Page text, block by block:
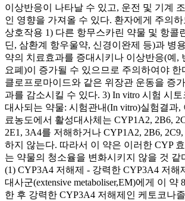
이상반응이 나타날 수 있고, 운전 및 기계
인 영향을 가져올 수 있다. 환자에게 주의
상호작용 1) 다른 항무스카린 약물 및 항콜
딘, 삼환계 항우울약, 신경이완제 등)과 병
약의 치료효과를 증대시키나 이상반응(예,
요폐)이 증가될 수 있으므로 주의하여야 한
클로프로마이드와 같은 위장관 운동을 증
과를 감소시킬 수 있다. 3) In vitro 시험 시토
대사되는 약물: 시험관내(In vitro)실험결과,
료농도에서 활성대사체는 CYP1A2, 2B6,
2E1, 3A4를 저해하거나 CYP1A2, 2B6,
하지 않는다. 따라서 이 약은 이러한 CYP
는 약물의 청소율을 변화시키지 않을 것 같
(1) CYP3A4 저해제 - 강력한 CYP3A4 저해
대사군(extensive metaboliser,EM)에게 이 약
한 후 강력한 CYP3A4 저해제인 케토코나